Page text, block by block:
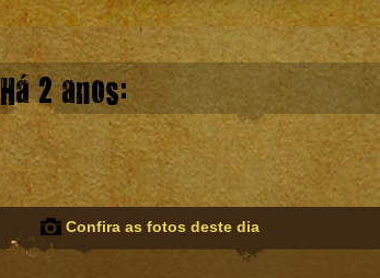
Há 2 anos:
Confira as fotos deste dia